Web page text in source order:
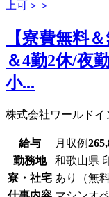
【寮費無料
＆4勤2休/夜
小...
株式会社ワールドイ
給与 月収例
勤務地
和歌山県
寮・社宅 あり（無料